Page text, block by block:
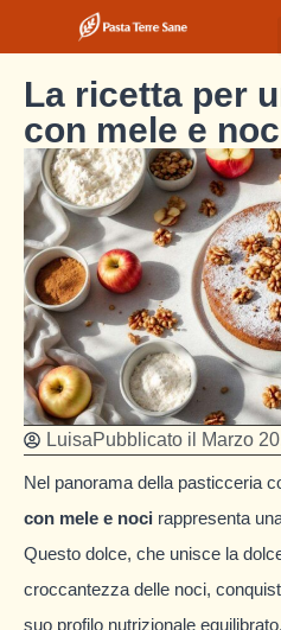
La ricetta per
con mele e
LuisaPubblicato il Marzo
Nel panorama della pasticceria
con mele e noci rappresenta
Questo dolce, che unisce la
croccantezza delle noci,
suo profilo nutrizionale